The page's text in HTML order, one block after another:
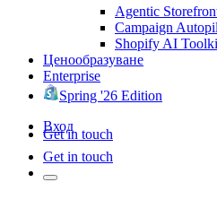
Agentic
Campaign
Shopify AI
Ценообразуване
Enterprise
Spring '26 Edition
Вход
Get in touch
Get in touch